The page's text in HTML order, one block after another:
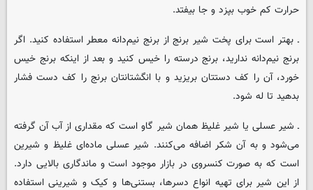
حرارت کم خوب بپزد و جا بیفتد.
ـ بهتر است برای پخت شیر برنج از برنج نیم‌دانه معطر استفاده کنید. اگر
برنج نیم‌دانه ندارید، برنج درسته را خیس کنید و بعد از اینکه برنج خیس
خورد، آن را کف دستتان بریزید و با انگشتانتان برنج را کف دست فشار
بدهید تا له شود.
ـ شیر عسلی یا شیر غلیظ همان شیر گاو است که مقداری از آب آن گرفته
می‌شود و به آن شکر اضافه می‌کنند. شیر عسلی ماده‌ای غلیظ و شیرین
است که به صورت کنسروی در بازار موجود است و ماندگاری بالایی دارد.
از این شیر برای تهیه انواع دسرها، بستنی‌ها و کیک و شیرینی استفاده